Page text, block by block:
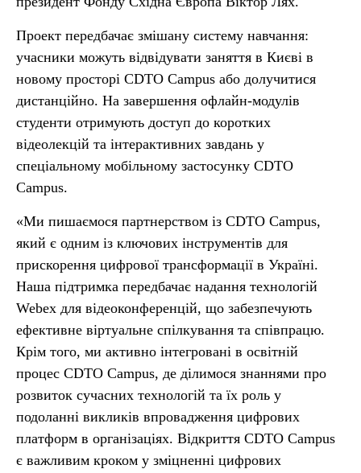
Проект передбачає змішану систему навчання:
учасники можуть відвідувати заняття в Києві в
новому просторі CDTO Campus або долучитися
дистанційно. На завершення офлайн-модулів
студенти отримують доступ до коротких
відеолекцій та інтерактивних завдань у
спеціальному мобільному застосунку CDTO
Campus.
«Ми пишаємося партнерством із CDTO Campus,
який є одним із ключових інструментів для
прискорення цифрової трансформації в Україні.
Наша підтримка передбачає надання технологій
Webex для відеоконференцій, що забезпечують
ефективне віртуальне спілкування та співпрацю.
Крім того, ми активно інтегровані в освітній
процес CDTO Campus, де ділимося знаннями про
розвиток сучасних технологій та їх роль у
подоланні викликів впровадження цифрових
платформ в організаціях. Відкриття CDTO Campus
є важливим кроком у зміцненні цифрових